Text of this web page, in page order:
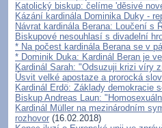
Katolický biskup: čelíme 'děsivé
Kázání kardinála Dominika Duky -
Návrat kardinála Berana: Loučení s
Biskupové nesouhlasí s divadelní
* Na počest kardinála Berana se v
* Dominik Duka: Kardinál Beran je
Kardinál Sarah: "Odsuzuji krizi víry
Úsvit velké apostaze a prorocká
Kardinál Erdö: Základy demokracie
Biskup Andreas Laun:
Kardinál Müller na mezinárodním
rozhovor (16.02.2018)